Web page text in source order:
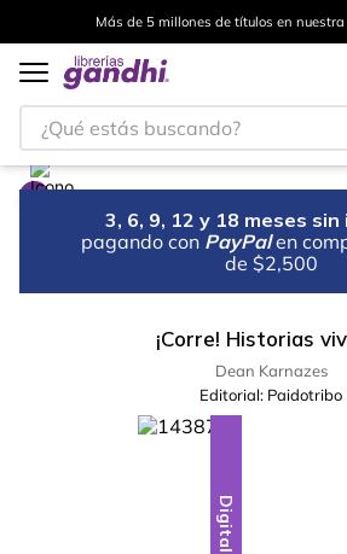
Más de 5 millones de títulos en
¿Qué estás buscando?
3, 6, 9, 12 y 18 meses
pagando con PayPal en
de $2,500
¡Corre! Historias
Dean Karnazes
Editorial: Paidotribo
Digital